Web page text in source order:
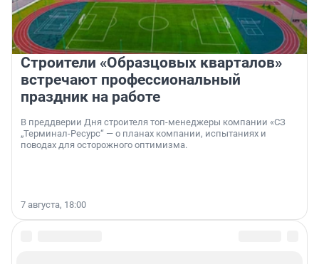
Строители «Образцовых кварталов»
встречают профессиональный
праздник на работе
В преддверии Дня строителя топ-менеджеры компании «СЗ
„Терминал-Ресурс“ — о планах компании, испытаниях и
поводах для осторожного оптимизма.
7 августа, 18:00